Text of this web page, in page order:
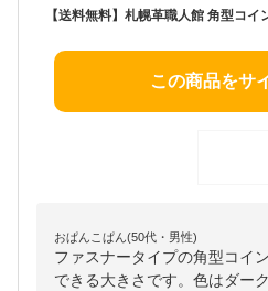
この商品をサ
おぱんこぱん(50代・男性)
ファスナータイプの角型コイ
できる大きさです。色はダー